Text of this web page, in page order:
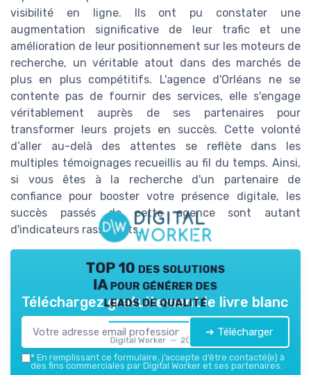
visibilité en ligne. Ils ont pu constater une
augmentation significative de leur trafic et une
amélioration de leur positionnement sur les moteurs de
recherche, un véritable atout dans des marchés de
plus en plus compétitifs. L'agence d'Orléans ne se
contente pas de fournir des services, elle s'engage
véritablement auprès de ses partenaires pour
transformer leurs projets en succès. Cette volonté
d’aller au-delà des attentes se reflète dans les
multiples témoignages recueillis au fil du temps. Ainsi,
si vous êtes à la recherche d'un partenaire de
confiance pour booster votre présence digitale, les
succès passés de cette agence sont autant
d'indicateurs rassurants.
TOP 10 des solutions
IA pour générer des
leads de qualité
Digital Worker — 2026
Téléchargez gratuitement le livre blanc
➔ Télécharger
* En remplissant ce formulaire, j’accepte d’être contacté(e) à
des fins commerciales par Digital Worker et ses partenaires.